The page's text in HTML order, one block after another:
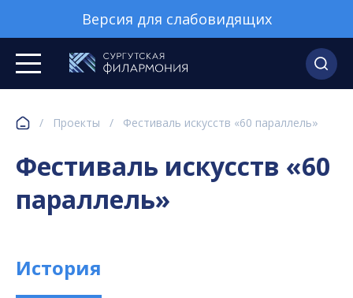
Версия для слабовидящих
/ Проекты / Фестиваль искусств «60 параллель»
Фестиваль искусств «60
параллель»
История